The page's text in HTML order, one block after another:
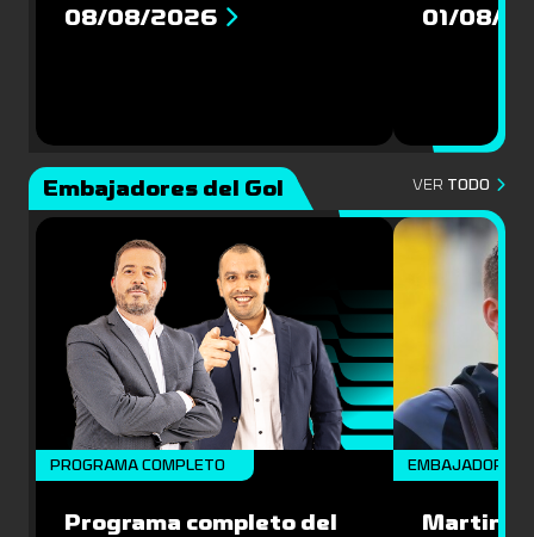
08/08/2026
01/08/
Embajadores del Gol VER TODO
PROGRAMA COMPLETO
Programa completo del
EMBAJADORES
Martin